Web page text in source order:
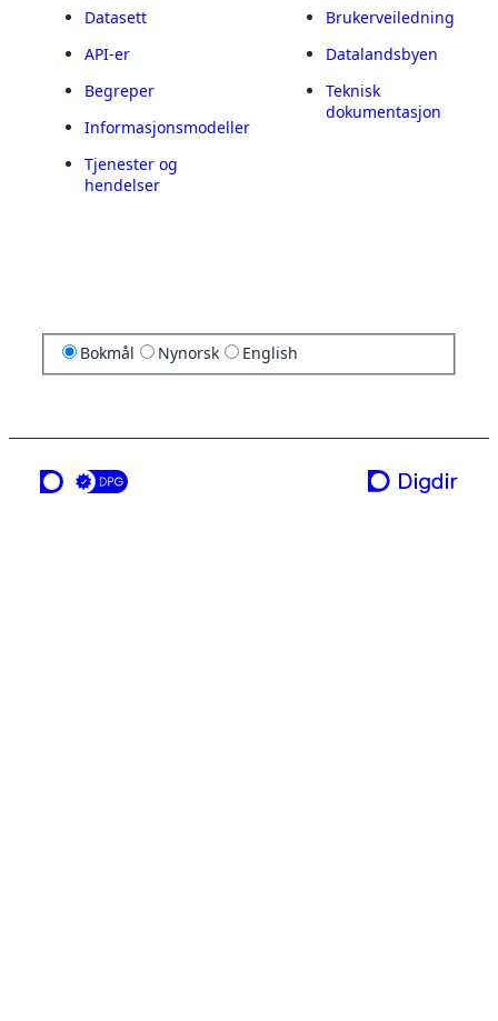
Datasett
API-er
Begreper
Informasjonsmodeller
Tjenester og
hendelser
Brukerveiledning
Datalandsbyen
Teknisk
dokumentasjon
Bokmål Nynorsk English